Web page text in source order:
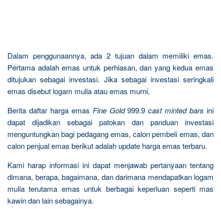
Dalam penggunaannya, ada 2 tujuan dalam memiliki emas.
Pertama adalah emas untuk perhiasan, dan yang kedua emas
ditujukan sebagai investasi. Jika sebagai investasi seringkali
emas disebut logam mulia atau emas murni.
Berita daftar harga emas Fine Gold999.9cast minted barsini
dapat dijadikan sebagai patokan dan panduan investasi
menguntungkan bagi pedagang emas, calon pembeli emas, dan
calon penjual emas berikut adalah update harga emas terbaru.
Kami harap informasi ini dapat menjawab pertanyaan tentang
dimana, berapa, bagaimana, dan darimana mendapatkan logam
mulia terutama emas untuk berbagai keperluan seperti mas
kawin dan lain sebagainya.